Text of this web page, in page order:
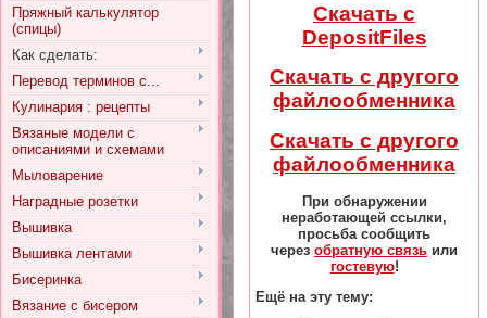
Пряжный калькулятор
(спицы)
Как сделать:
Перевод терминов с...
Кулинария : рецепты
Вязаные модели с
описаниями и схемами
Мыловарение
Наградные розетки
Вышивка
Вышивка лентами
Бисеринка
Вязание с бисером
Скачать с
DepositFiles
Скачать с другого
файлообменника
Скачать с другого
файлообменника
При обнаружении
неработающей ссылки,
просьба сообщить
через обратную связь или
гостевую!
Ещё на эту тему: